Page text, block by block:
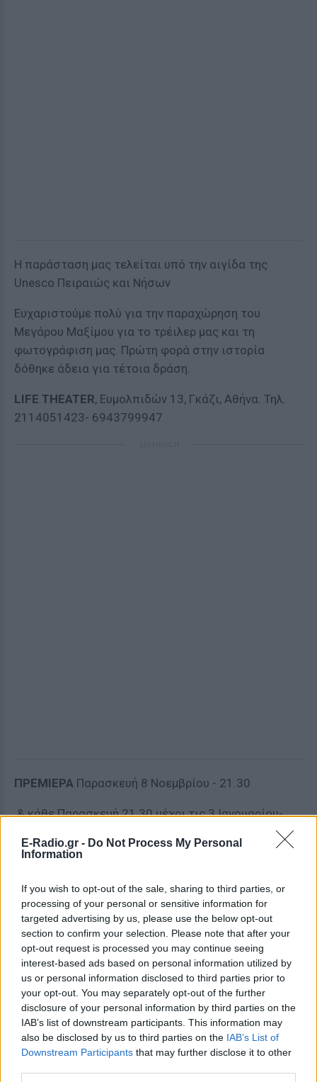
E-Radio.gr - Do Not Process My Personal
Information
If you wish to opt-out of the sale, sharing to third parties, or
processing of your personal or sensitive information for
targeted advertising by us, please use the below opt-out
section to confirm your selection. Please note that after your
opt-out request is processed you may continue seeing
interest-based ads based on personal information utilized by
us or personal information disclosed to third parties prior to
your opt-out. You may separately opt-out of the further
disclosure of your personal information by third parties on the
IAB’s list of downstream participants. This information may
also be disclosed by us to third parties on the IAB’s List of
Downstream Participants that may further disclose it to other
Η παράσταση μας τελείται υπό την αιγίδα της
Unesco Πειραιώς και Νήσων
Ευχαριστούμε πολύ για την παραχώρηση του
Μεγάρου Μαξίμου για το τρέιλερ μας και τη
φωτογράφιση μας. Πρώτη φορά στην ιστορία
δόθηκε άδεια για τέτοια δράση.
LIFE THEATER, Ευμολπιδών 13, Γκάζι, Αθήνα. Τηλ.
2114051423- 6943799947
ΠΡΕΜΙΕΡΑ Παρασκευή 8 Νοεμβρίου - 21.30
& κάθε Παρασκευή 21.30 μέχρι τις 3 Ιανουαρίου-
Τιμή Εισιτηρίου 12 ευρώ- Φοιτητικό, παιδικό, ΑμεΑ,
ΔΙΑΦΗΜΙΣΗ